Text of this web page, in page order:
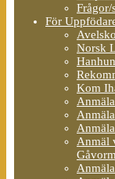
Frågor/
För
Norsk
Kom
Anmäl